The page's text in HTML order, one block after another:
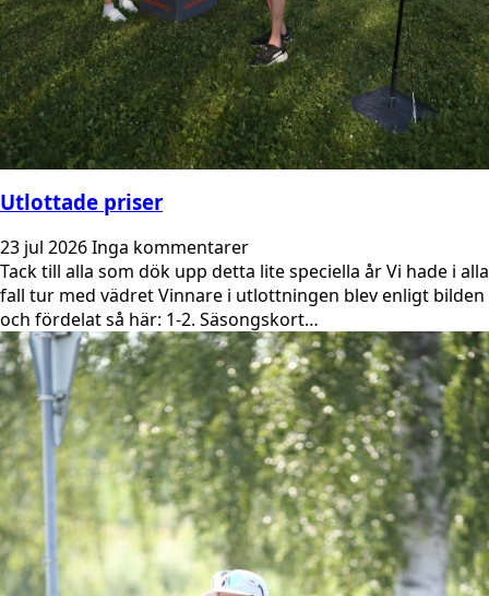
Utlottade priser
23 jul 2026Inga kommentarer
Tack till alla som dök upp detta lite speciella år Vi hade i alla
fall tur med vädret Vinnare i utlottningen blev enligt bilden
och fördelat så här: 1-2. Säsongskort…